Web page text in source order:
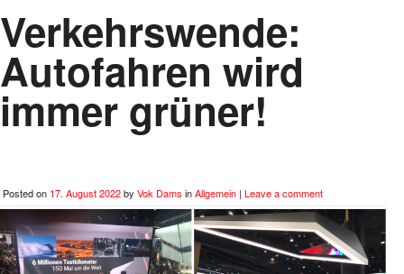
Verkehrswende:
Autofahren wird
immer grüner!
Posted on 17. August 2022by Vok Dams inAllgemein | Leave a comment